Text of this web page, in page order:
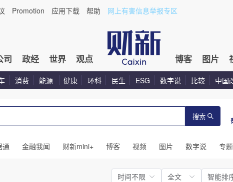
Promotion 应用下载 帮助 网上有害信息举报专区
司 政经 世界 观点 博客 图片
消费 能源 健康 环科 民生 ESG 数字说 比较 中国
搜索
通 金融我闻 财新mini+ 博客 视频 图片 数字说 专题
时间不限 全文 智能排